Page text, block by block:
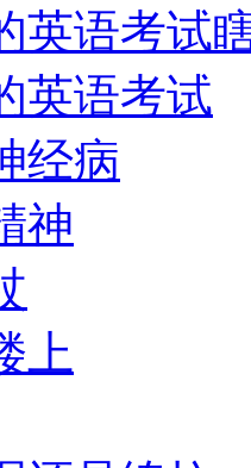
英语考试
英语考试
经病
神
上